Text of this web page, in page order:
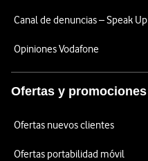
Canal de denuncias – Speak Up
Opiniones Vodafone
Ofertas y promociones
Ofertas nuevos clientes
Ofertas portabilidad móvil